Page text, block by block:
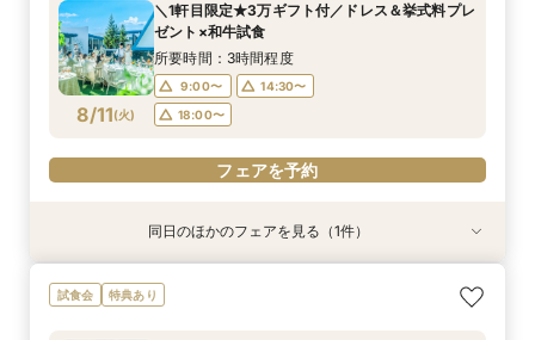
8/11(火)
＼1軒目限定★3万ギフト付／ドレス＆挙式料プレ
ゼント×和牛試食
所要時間：3時間程度
9:00〜
14:30〜
18:00〜
フェアを予約
特典あり
【6名～30名の少人数婚】挙式＆会食Newプラ
ン誕生！無料試食付
同日のほかのフェアを見る（1件）
試食会 特典あり